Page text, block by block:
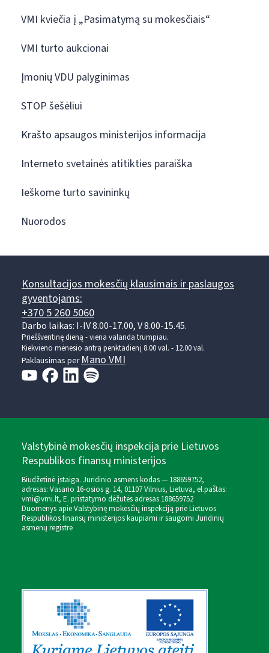
VMI kviečia į „Pasimatymą su mokesčiais“
VMI turto aukcionai
Įmonių VDU palyginimas
STOP šešėliui
Krašto apsaugos ministerijos informacija
Interneto svetainės atitikties paraiška
Ieškome turto savininkų
Nuorodos
Konsultacijos mokesčių klausimais ir paslaugos
gyventojams:
+370 5 260 5060
Darbo laikas: I-IV 8.00-17.00, V 8.00-15.45.
Prieššventinę dieną - viena valanda trumpiau.
Kiekvieno mėnesio antrą penktadienį 8.00 val. - 12.00 val.
Paklausimas perMano VMI
Valstybinė mokesčių inspekcija prie Lietuvos
Respublikos finansų ministerijos
Biudžetinė įstaiga. Juridinio asmens kodas — 188659752,
adresas: Vasario 16-osios g. 14, 01107 Vilnius, Lietuva, el.paštas:
vmi@vmi.lt, E. pristatymo dėžutės adresas 188659752
Duomenys apie Valstybinę mokesčių inspekciją prie Lietuvos
Respublikos finansų ministerijos kaupiami ir saugomi Juridinių
asmenų registre